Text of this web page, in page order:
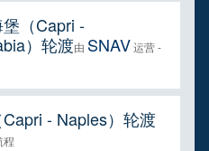
（Capri -
）轮渡由 SNAV运营 -
- Naples）轮渡
程